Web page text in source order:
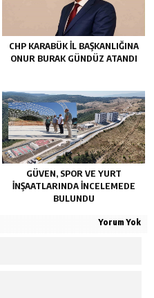
CHP KARABÜK İL BAŞKANLIĞINA
ONUR BURAK GÜNDÜZ ATANDI
GÜVEN, SPOR VE YURT
İNŞAATLARINDA İNCELEMEDE
BULUNDU
Yorum Yok